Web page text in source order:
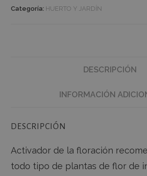
Categoría: HUERTO Y JARDÍN
DESCRIPCIÓN
INFORMACIÓN
DESCRIPCIÓN
Activador de la floración
todo tipo de plantas de flor de